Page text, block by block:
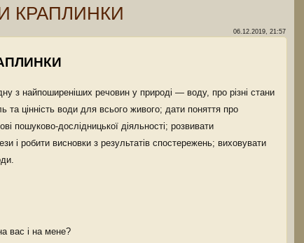
КРАПЛИНКИ
06.12.2019, 21:57
з найпоширеніших речовин у природі — воду, про різні стани
цінність води для всього живого; дати поняття про
пошуково-дослідницької діяльності; розвивати
і робити висновки з результатів спостережень; виховувати
вас і на мене?